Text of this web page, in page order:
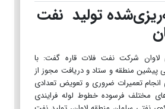
تولید نفت
لاوان شرکت نفت فلات قاره گفت: با
پیشین منطقه و ستاد و دریافت مجوز از
تعمیرات ضروری و تعویض تعدادی
مختلف فرسوده خطوط لوله فرایندی